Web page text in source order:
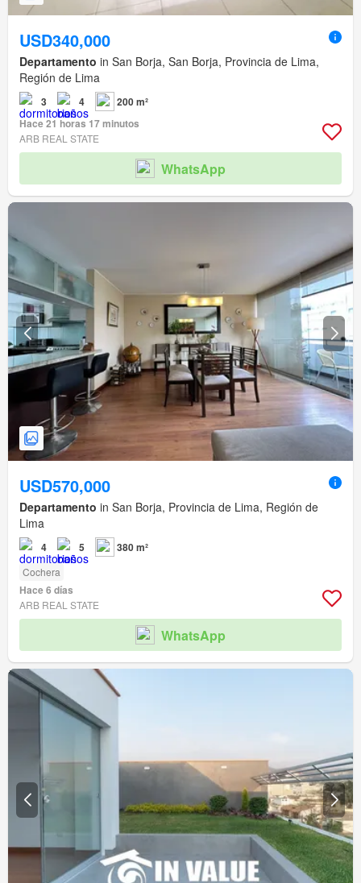
USD340,000
Departamento in San Borja, San Borja, Provincia de Lima,
Región de Lima
3 4
200 m²
Hace 21 horas 17 minutos
ARB REAL STATE
WhatsApp
USD570,000
Departamento in San Borja, Provincia de Lima, Región de
Lima
4 5 380 m²
Cochera
Hace 6 días
ARB REAL STATE
WhatsApp